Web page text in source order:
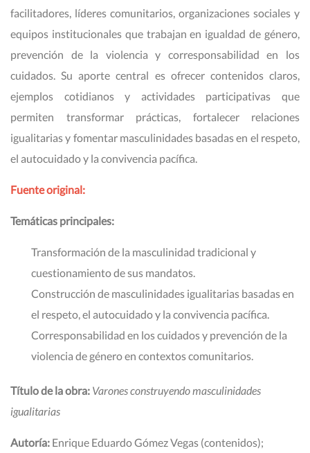
facilitadores, líderes comunitarios, organizaciones sociales y
equipos institucionales que trabajan en igualdad de género,
prevención de la violencia y corresponsabilidad en los
cuidados. Su aporte central es ofrecer contenidos claros,
ejemplos cotidianos y actividades participativas que
permiten transformar prácticas, fortalecer relaciones
igualitarias y fomentar masculinidades basadas en el respeto,
el autocuidado y la convivencia pacífica.
Fuente original:
Temáticas principales:
Transformación de la masculinidad tradicional y
cuestionamiento de sus mandatos.
Construcción de masculinidades igualitarias basadas en
el respeto, el autocuidado y la convivencia pacífica.
Corresponsabilidad en los cuidados y prevención de la
violencia de género en contextos comunitarios.
Título de la obra: Varones construyendo masculinidades
igualitarias
Autoría: Enrique Eduardo Gómez Vegas (contenidos);